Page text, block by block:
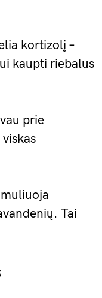
kortizolį –
kaupti riebalus
prie
Tai